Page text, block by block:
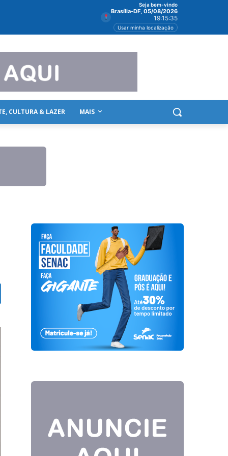
Seja bem-vindo
Brasília-DF, 05/08/2026
19:15:37
Usar minha localização
CULTURA & LAZER MAIS